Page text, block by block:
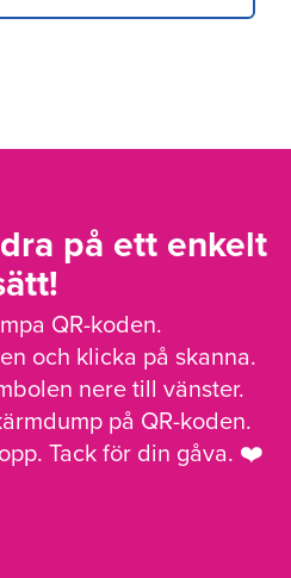
på ett enkelt
QR-koden.
och klicka på skanna.
nere till vänster.
på QR-koden.
Tack för din gåva. ❤️